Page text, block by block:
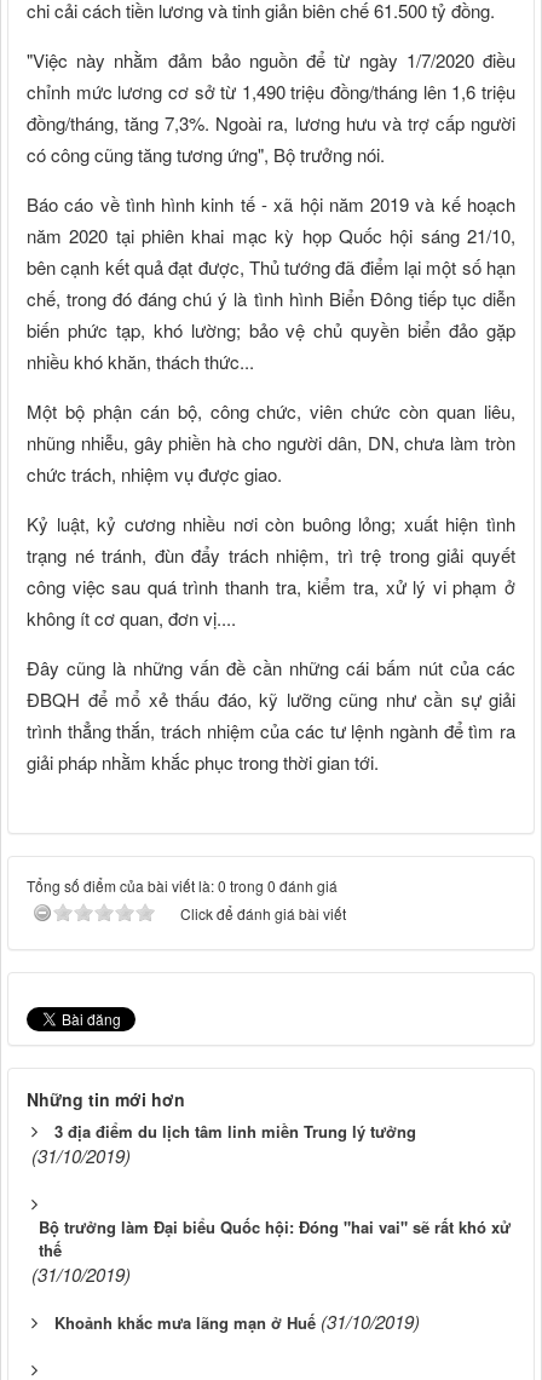
chi cải cách tiền lương và tinh giản biên chế 61.500 tỷ đồng.
"Việc này nhằm đảm bảo nguồn để từ ngày 1/7/2020 điều
chỉnh mức lương cơ sở từ 1,490 triệu đồng/tháng lên 1,6 triệu
đồng/tháng, tăng 7,3%. Ngoài ra, lương hưu và trợ cấp người
có công cũng tăng tương ứng", Bộ trưởng nói.
Báo cáo về tình hình kinh tế - xã hội năm 2019 và kế hoạch
năm 2020 tại phiên khai mạc kỳ họp Quốc hội sáng 21/10,
bên cạnh kết quả đạt được, Thủ tướng đã điểm lại một số hạn
chế, trong đó đáng chú ý là tình hình Biển Đông tiếp tục diễn
biến phức tạp, khó lường; bảo vệ chủ quyền biển đảo gặp
nhiều khó khăn, thách thức...
Một bộ phận cán bộ, công chức, viên chức còn quan liêu,
nhũng nhiễu, gây phiền hà cho người dân, DN, chưa làm tròn
chức trách, nhiệm vụ được giao.
Kỷ luật, kỷ cương nhiều nơi còn buông lỏng; xuất hiện tình
trạng né tránh, đùn đẩy trách nhiệm, trì trệ trong giải quyết
công việc sau quá trình thanh tra, kiểm tra, xử lý vi phạm ở
không ít cơ quan, đơn vị....
Đây cũng là những vấn đề cần những cái bấm nút của các
ĐBQH để mổ xẻ thấu đáo, kỹ lưỡng cũng như cần sự giải
trình thẳng thắn, trách nhiệm của các tư lệnh ngành để tìm ra
giải pháp nhằm khắc phục trong thời gian tới.
Tổng số điểm của bài viết là: 0 trong 0 đánh giá
Click để đánh giá bài viết
Những tin mới hơn
3 địa điểm du lịch tâm linh miền Trung lý tưởng
(31/10/2019)
Bộ trưởng làm Đại biểu Quốc hội: Đóng "hai vai" sẽ rất khó xử
thế
(31/10/2019)
Khoảnh khắc mưa lãng mạn ở Huế (31/10/2019)